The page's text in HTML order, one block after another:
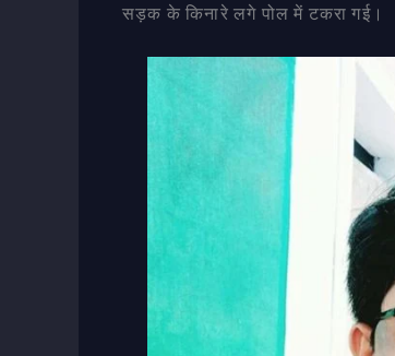
सड़क के किनारे लगे पोल में टकरा गई।